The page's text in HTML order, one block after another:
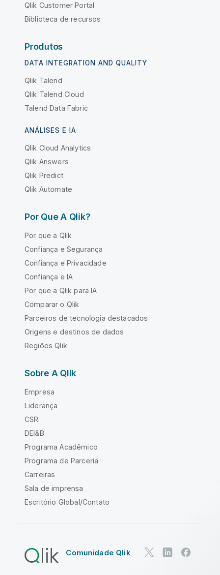
Qlik Customer Portal
Biblioteca de recursos
Produtos
DATA INTEGRATION AND QUALITY
Qlik Talend
Qlik Talend Cloud
Talend Data Fabric
ANÁLISES E IA
Qlik Cloud Analytics
Qlik Answers
Qlik Predict
Qlik Automate
Por Que A Qlik?
Por que a Qlik
Confiança e Segurança
Confiança e Privacidade
Confiança e IA
Por que a Qlik para IA
Comparar o Qlik
Parceiros de tecnologia destacados
Origens e destinos de dados
Regiões Qlik
Sobre A Qlik
Empresa
Liderança
CSR
DEI&B
Programa Acadêmico
Programa de Parceria
Carreiras
Sala de imprensa
Escritório Global/Contato
Comunidade Qlik